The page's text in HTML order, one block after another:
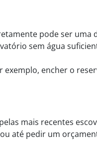
pode ser uma
sem água
encher o
mais recentes
até pedir um